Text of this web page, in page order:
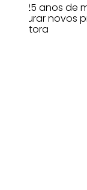
Com 25 anos
estruturar novos
produtora